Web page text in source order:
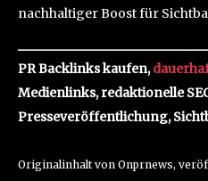
nachhaltiger Boost für
PR Backlinks kaufen,
Medienlinks, redaktionelle
Presseveröffentlichung,
Originalinhalt von Onprnews,